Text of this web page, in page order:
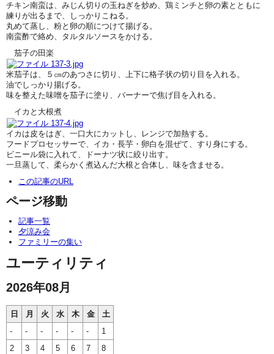
チキン南蛮は、みじん切りの玉ねぎを炒め、鶏ミンチと卵の素とともに
練りが出るまで、しっかりこねる。
丸めて蒸し、粉と卵の順につけて揚げる。
南蛮酢で絡め、タルタルソースをかける。
茄子の田楽
米茄子は、５㎝のあつさに切り、上下に格子状の切り目を入れる。
油でしっかり揚げる。
味を整えた味噌を茄子に塗り、バーナーで焦げ目を入れる。
イカと大根煮
イカは皮をはぎ、一口大にカットし、レンジで加熱する。
フードプロセッサーで、イカ・長芋・卵白を混ぜて、すり身にする。
ビニール袋に入れて、ドーナツ状に絞り出す。
一旦蒸して、柔らかく煮込んだ大根と合体し、味を含ませる。
この記事のURL
ページ移動
記事一覧
夕涼み会
ファミリーの集い
ユーティリティ
2026年08月
日 月 火 水 木 金
土
-
- - - - -
1
2
3 4 5 6 7
8